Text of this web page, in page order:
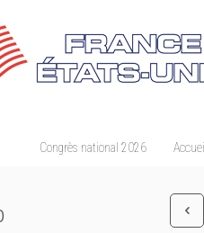
Congrès national 2026 Accueil